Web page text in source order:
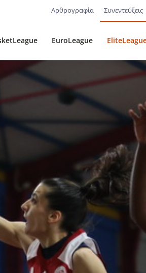
Αρθρογραφία Συνεντεύξεις
EuroLeague